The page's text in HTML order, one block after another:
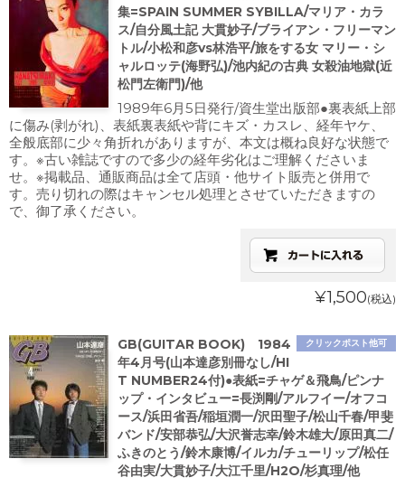
集=SPAIN SUMMER SYBILLA/マリア・カラ
ス/自分風土記 大貫妙子/ブライアン・フリーマン
トル/小松和彦vs林浩平/旅をする女 マリー・シ
ャルロッテ(海野弘)/池内紀の古典 女殺油地獄(近
松門左衛門)/他
1989年6月5日発行/資生堂出版部●裏表紙上部
に傷み(剥がれ)、表紙裏表紙や背にキズ・カスレ、経年ヤケ、
全般底部に少々角折れがありますが、本文は概ね良好な状態で
す。※古い雑誌ですので多少の経年劣化はご理解くださいま
せ。※掲載品、通販商品は全て店頭・他サイト販売と併用で
す。売り切れの際はキャンセル処理とさせていただきますの
で、御了承ください。
¥1,500(税込)
クリックポスト他可
GB(GUITAR BOOK) 1984
年4月号(山本達彦別冊なし/HI
T NUMBER24付)●表紙=チャゲ＆飛鳥/ピンナ
ップ・インタビュー=長渕剛/アルフイー/オフコ
ース/浜田省吾/稲垣潤一/沢田聖子/松山千春/甲斐
バンド/安部恭弘/大沢誉志幸/鈴木雄大/原田真二/
ふきのとう/鈴木康博/イルカ/チューリップ/松任
谷由実/大貫妙子/大江千里/H2O/杉真理/他